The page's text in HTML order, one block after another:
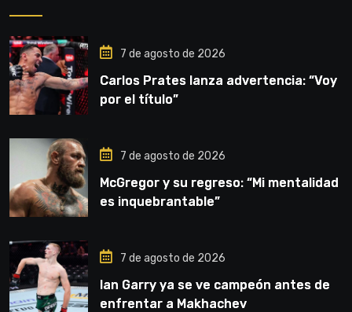
7 de agosto de 2026
Carlos Prates lanza advertencia: “Voy
por el título”
7 de agosto de 2026
McGregor y su regreso: “Mi mentalidad
es inquebrantable”
7 de agosto de 2026
Ian Garry ya se ve campeón antes de
enfrentar a Makhachev